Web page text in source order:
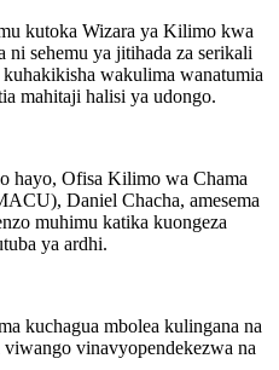
kutoka Wizara ya Kilimo kwa
sehemu ya jitihada za serikali
wakulima wanatumia
mahitaji halisi ya udongo.
hayo, Ofisa Kilimo wa Chama
Daniel Chacha, amesema
muhimu katika kuongeza
ya ardhi.
kuchagua mbolea kulingana na
vinavyopendekezwa na